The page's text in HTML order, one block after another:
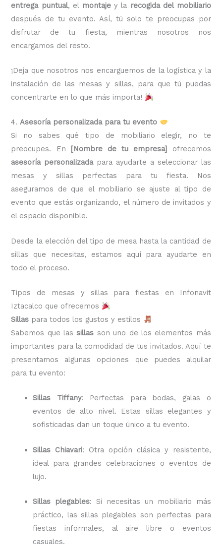
entrega puntual, el montajey la recogida del mobiliario
después de tu evento. Así, tú solo te preocupas por
disfrutar de tu fiesta, mientras nosotros nos
encargamos del resto.
¡Deja que nosotros nos encarguemos de la logística y la
instalación de las mesas y sillas, para que tú puedas
concentrarte en lo que más importa!
4.Asesoría personalizada para tu evento
Si no sabes qué tipo de mobiliario elegir, no te
preocupes. En
[Nombre de tu empresa]
ofrecemos
asesoría personalizadapara ayudarte a seleccionar las
mesas y sillas perfectas para tu fiesta. Nos
aseguramos de que el mobiliario se ajuste al tipo de
evento que estás organizando, el número de invitados y
el espacio disponible.
Desde la elección del tipo de mesa hasta la cantidad de
sillas que necesitas, estamos aquí para ayudarte en
todo el proceso.
Tipos de mesas y sillas para fiestas en Infonavit
Iztacalco que ofrecemos
Sillas para todos los gustos y estilos
Sabemos que lassillas son uno de los elementos más
importantes para la comodidad de tus invitados. Aquí te
presentamos algunas opciones que puedes alquilar
para tu evento:
Sillas Tiffany: Perfectas para bodas, galas o
eventos de alto nivel. Estas sillas elegantes y
sofisticadas dan un toque único a tu evento.
Sillas Chiavari: Otra opción clásica y resistente,
ideal para grandes celebraciones o eventos de
lujo.
Sillas plegables: Si necesitas un mobiliario más
práctico, las sillas plegables son perfectas para
fiestas informales, al aire libre o eventos
casuales.